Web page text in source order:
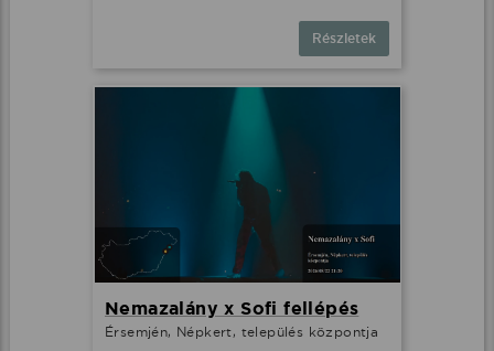
Részletek
Nemazalány x Sofi fellépés
Érsemjén, Népkert, település központja